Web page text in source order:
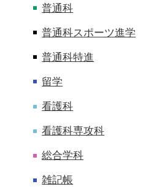
普通科
普通科スポーツ進学
普通科特進
留学
看護科
看護科専攻科
総合学科
雑記帳